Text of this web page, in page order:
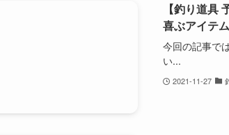
【釣り道具
喜ぶアイテ
今回の記事で
い...
2021-11-27